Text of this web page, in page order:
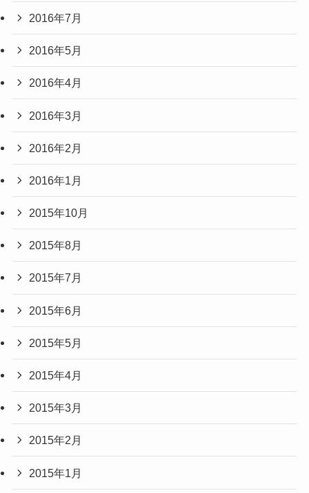
2016年7月
2016年5月
2016年4月
2016年3月
2016年2月
2016年1月
2015年10月
2015年8月
2015年7月
2015年6月
2015年5月
2015年4月
2015年3月
2015年2月
2015年1月